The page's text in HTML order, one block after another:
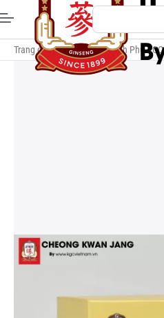
Trang chủ / Thiên Sâm Chính Phủ KGC